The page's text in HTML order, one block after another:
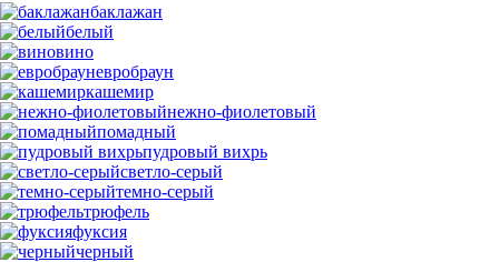
баклажан
белый
вино
евробраун
кашемир
нежно-фиолетовый
помадный
пудровый вихрь
светло-серый
темно-серый
трюфель
фуксия
черный